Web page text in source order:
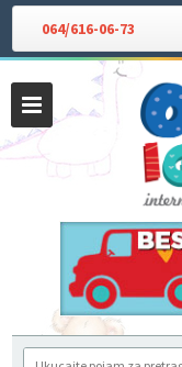
064/616-06-73